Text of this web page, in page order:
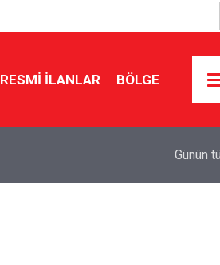
RESMI İLANLAR BÖLGE
2026-2027
Günün